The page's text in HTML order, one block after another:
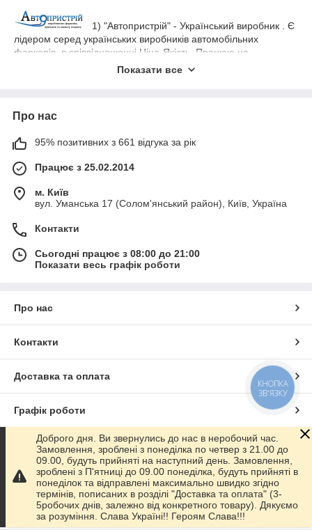
1) "Автопристрій" - Український виробник . Є
лідером серед українських виробників автомобільних
фаркопів, в співвідношенні Ціна-Якість. Працюю на
сучасному обладнанні, яке відповідає всім Укр. і Євро -
виріб від небажаної корозії. Фаркопи варяться за
фаркоп стає на штатні місця з високою точністю. У комплекті
проблем. КупитифаркопOpel Insignia (c 2008--)
нашому інтернет-магазині за ціною виробника.
2) "Auto-Hak" - Польський виробник фаркопів.
Серед польських фірм - Автохак є преміум виробником , які
експортують свої фаркопи по всьому світу, в тому числі і в
Україну. Так само є всі сертифікати та відповідні документи,
комплекті.
вертикальний на ключику.
3) Словацький виробник фаркопів.
Особливість і головний плюс Словаків в тому, що всі
фаркопи
ПОВНІСТЮ ОЦИНКОВАНІ
. Це 100 % захист від
корозії, і зовнішній вигляд його підкреслить індивідуальність
власника. Випускають фаркопи у двох примірниках: Умовно-
знімний (на двох болтах), Автомат (горизонтально-
знімний).Фаркоп дляOpel Insignia (c 2008--)
від виробника
"Galia" - це відмінний аксесуар для Вашого авто.
4) Hak-Pol - польський виробник. Роблять
якісні фаркопи вже протягом багатьох років. Виробництво
розташоване недалеко від українського кордону, за рахунок
Показати все
Про нас
95% позитивних з 661 відгука за рік
Працює з 25.02.2014
м. Київ
вул. Уманська 17 (Солом'янський район), Київ, Україна
Контакти
Сьогодні працює з 08:00 до 21:00
Показати весь графік роботи
Про нас
Контакти
Доставка та оплата
Графік роботи
Повна версія сайту
Сайт створено на маркетплейсіProm.ua
Політика конфіденційності
Доброго дня. Ви звернулись до нас в неробочий час.
Замовлення, зроблені з понеділка по четвер з 21.00 до
09.00, будуть прийняті на наступний день. Замовлення,
зроблені з П'ятниці до 09.00 понеділка, будуть прийняті в
понеділок та відправлені максимально швидко згідно
термінів, пописаних в розділі "Доставка та оплата" (3-
5робочих днів, залежно від конкретного товару). Дякуємо
за розуміння. Слава Україні!! Героям Слава!!!
КНОПКА
ЗВ'ЯЗКУ